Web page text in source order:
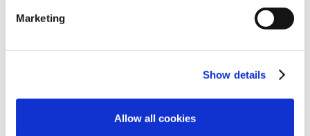
Marketing
Show details
Allow all cookies